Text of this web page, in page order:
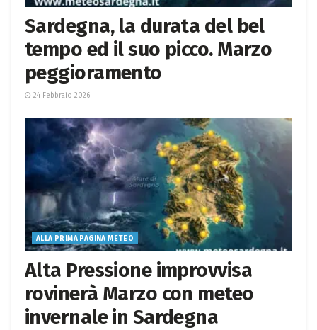
Sardegna, la durata del bel
tempo ed il suo picco. Marzo
peggioramento
24 Febbraio 2026
ALLA PRIMA PAGINA METEO
Alta Pressione improvvisa
rovinerà Marzo con meteo
invernale in Sardegna